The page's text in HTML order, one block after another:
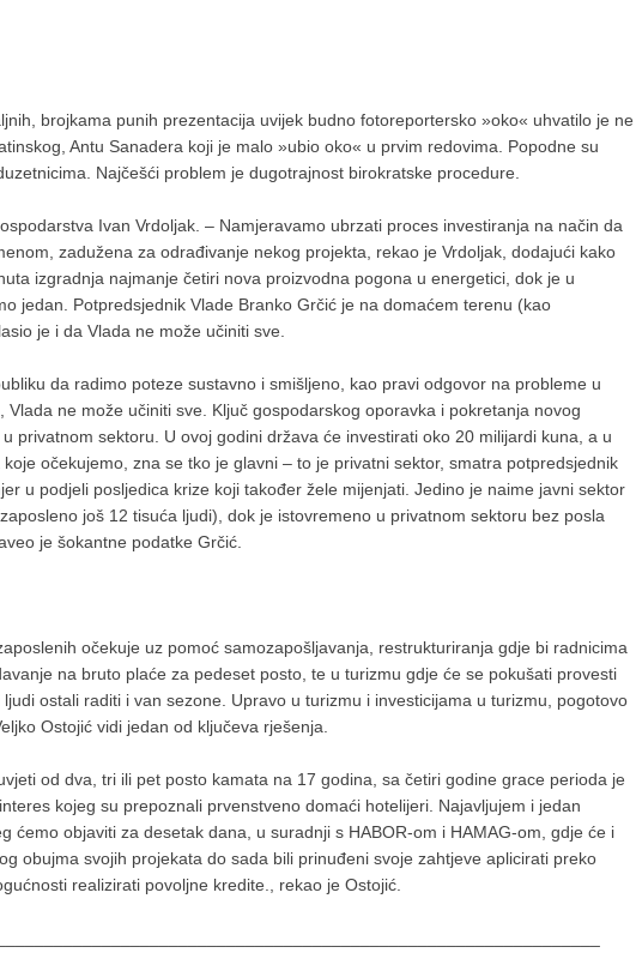
brojkama punih prezentacija uvijek budno fotoreportersko »oko« uhvatilo je ne
Antu Sanadera koji je malo »ubio oko« u prvim redovima. Popodne su
Najčešći problem je dugotrajnost birokratske procedure.
Ivan Vrdoljak. – Namjeravamo ubrzati proces investiranja na način da
zadužena za odrađivanje nekog projekta, rekao je Vrdoljak, dodajući kako
izgradnja najmanje četiri nova proizvodna pogona u energetici, dok je u
jedan. Potpredsjednik Vlade Branko Grčić je na domaćem terenu (kao
je i da Vlada ne može učiniti sve.
da radimo poteze sustavno i smišljeno, kao pravi odgovor na probleme u
ne može učiniti sve. Ključ gospodarskog oporavka i pokretanja novog
privatnom sektoru. U ovoj godini država će investirati oko 20 milijardi kuna, a u
očekujemo, zna se tko je glavni – to je privatni sektor, smatra potpredsjednik
u podjeli posljedica krize koji također žele mijenjati. Jedino je naime javni sektor
još 12 tisuća ljudi), dok je istovremeno u privatnom sektoru bez posla
je šokantne podatke Grčić.
očekuje uz pomoć samozapošljavanja, restrukturiranja gdje bi radnicima
na bruto plaće za pedeset posto, te u turizmu gdje će se pokušati provesti
ostali raditi i van sezone. Upravo u turizmu i investicijama u turizmu, pogotovo
Ostojić vidi jedan od ključeva rješenja.
od dva, tri ili pet posto kamata na 17 godina, sa četiri godine grace perioda je
kojeg su prepoznali prvenstveno domaći hotelijeri. Najavljujem i jedan
ćemo objaviti za desetak dana, u suradnji s HABOR-om i HAMAG-om, gdje će i
obujma svojih projekata do sada bili prinuđeni svoje zahtjeve aplicirati preko
realizirati povoljne kredite., rekao je Ostojić.